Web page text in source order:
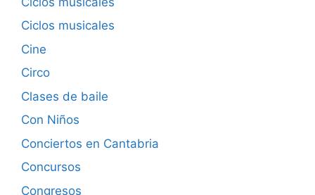
Ciclos musicales
Cine
Circo
Clases de baile
Con Niños
Conciertos en Cantabria
Concursos
Congresos